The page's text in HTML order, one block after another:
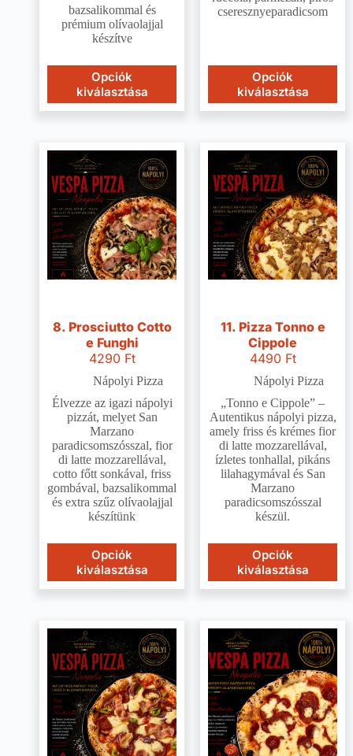
bazsalikommal és
prémium olívaolajjal
készítve
Opciók
kiválasztása
cseresznyeparadicsom
Opciók
kiválasztása
8. Prosciutto Cotto
e Funghi
4290 Ft
Nápolyi Pizza
Élvezze az igazi nápolyi
pizzát, melyet San
Marzano
paradicsomszósszal, fior
di latte mozzarellával,
cotto főtt sonkával, friss
gombával, bazsalikommal
és extra szűz olívaolajjal
készítünk
Opciók
kiválasztása
11. Pizza Tonno e
Cippole
4490 Ft
Nápolyi Pizza
„Tonno e Cippole” –
Autentikus nápolyi pizza,
amely friss és krémes fior
di latte mozzarellával,
ízletes tonhallal, pikáns
lilahagymával és San
Marzano
paradicsomszósszal
készül.
Opciók
kiválasztása